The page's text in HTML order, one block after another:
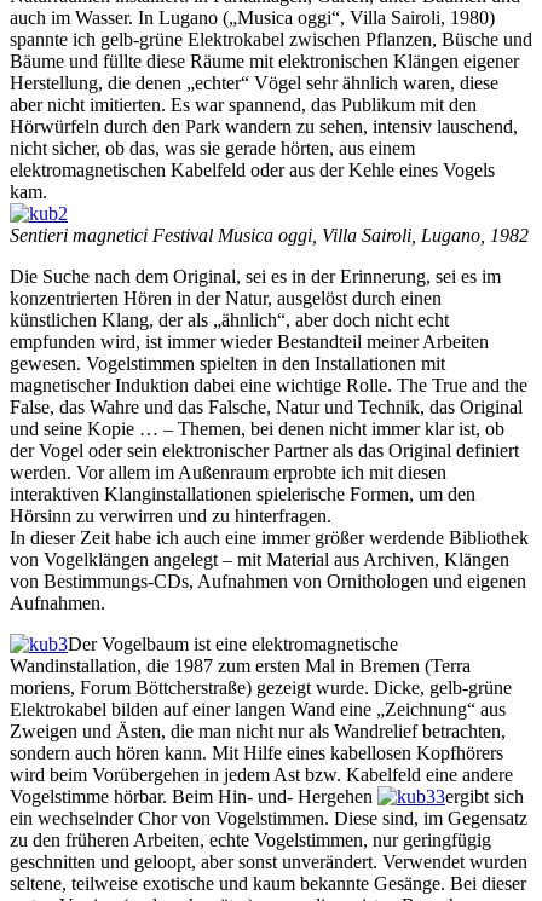
auch im Wasser. In Lugano („Musica oggi“, Villa Sairoli, 1980)
spannte ich gelb-grüne Elektrokabel zwischen Pflanzen, Büsche und
Bäume und füllte diese Räume mit elektronischen Klängen eigener
Herstellung, die denen „echter“ Vögel sehr ähnlich waren, diese
aber nicht imitierten. Es war spannend, das Publikum mit den
Hörwürfeln durch den Park wandern zu sehen, intensiv lauschend,
nicht sicher, ob das, was sie gerade hörten, aus einem
elektromagnetischen Kabelfeld oder aus der Kehle eines Vogels
kam.
Sentieri magnetici Festival Musica oggi, Villa Sairoli, Lugano, 1982
Die Suche nach dem Original, sei es in der Erinnerung, sei es im
konzentrierten Hören in der Natur, ausgelöst durch einen
künstlichen Klang, der als „ähnlich“, aber doch nicht echt
empfunden wird, ist immer wieder Bestandteil meiner Arbeiten
gewesen. Vogelstimmen spielten in den Installationen mit
magnetischer Induktion dabei eine wichtige Rolle. The True and the
False, das Wahre und das Falsche, Natur und Technik, das Original
und seine Kopie … – Themen, bei denen nicht immer klar ist, ob
der Vogel oder sein elektronischer Partner als das Original definiert
werden. Vor allem im Außenraum erprobte ich mit diesen
interaktiven Klanginstallationen spielerische Formen, um den
Hörsinn zu verwirren und zu hinterfragen.
In dieser Zeit habe ich auch eine immer größer werdende Bibliothek
von Vogelklängen angelegt – mit Material aus Archiven, Klängen
von Bestimmungs-CDs, Aufnahmen von Ornithologen und eigenen
Aufnahmen.
Der Vogelbaum ist eine elektromagnetische
Wandinstallation, die 1987 zum ersten Mal in Bremen (Terra
moriens, Forum Böttcherstraße) gezeigt wurde. Dicke, gelb-grüne
Elektrokabel bilden auf einer langen Wand eine „Zeichnung“ aus
Zweigen und Ästen, die man nicht nur als Wandrelief betrachten,
sondern auch hören kann. Mit Hilfe eines kabellosen Kopfhörers
wird beim Vorübergehen in jedem Ast bzw. Kabelfeld eine andere
Vogelstimme hörbar. Beim Hin- und- Hergehen
ergibt sich
ein wechselnder Chor von Vogelstimmen. Diese sind, im Gegensatz
zu den früheren Arbeiten, echte Vogelstimmen, nur geringfügig
geschnitten und geloopt, aber sonst unverändert. Verwendet wurden
seltene, teilweise exotische und kaum bekannte Gesänge. Bei dieser